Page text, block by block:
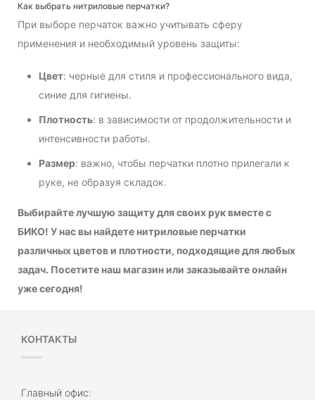
Как выбрать нитриловые перчатки?
При выборе перчаток важно учитывать сферу
применения и необходимый уровень защиты:
Цвет: черные для стиля и профессионального вида,
синие для гигиены.
Плотность: в зависимости от продолжительности и
интенсивности работы.
Размер: важно, чтобы перчатки плотно прилегали к
руке, не образуя складок.
Выбирайте лучшую защиту для своих рук вместе с
БИКО! У нас вы найдете нитриловые перчатки
различных цветов и плотности, подходящие для любых
задач. Посетите наш магазин или заказывайте онлайн
уже сегодня!
КОНТАКТЫ
Главный офис: